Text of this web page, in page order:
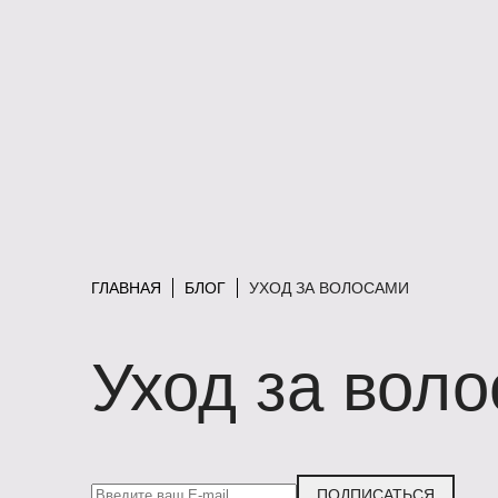
ГЛАВНАЯ БЛОГ УХОД ЗА ВОЛОСАМИ
Уход за